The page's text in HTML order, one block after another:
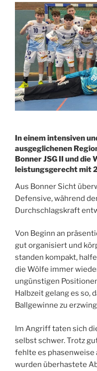
In einem intensiven
ausgeglichenen
Bonner JSG II und die
leistungsgerecht mit
Aus Bonner Sicht
Defensive, während
Durchschlagskraft
Von Beginn an
gut organisiert und
standen kompakt,
die Wölfe immer
ungünstigen
Halbzeit gelang es so,
Ballgewinne zu
Im Angriff taten sich
selbst schwer. Trotz
fehlte es phasenweise
wurden überhastete